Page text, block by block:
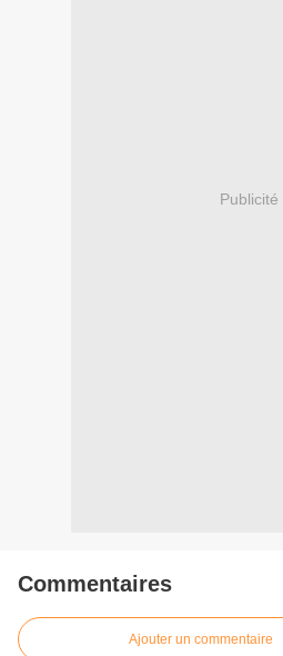
Publicité
Commentaires
Ajouter un commentaire